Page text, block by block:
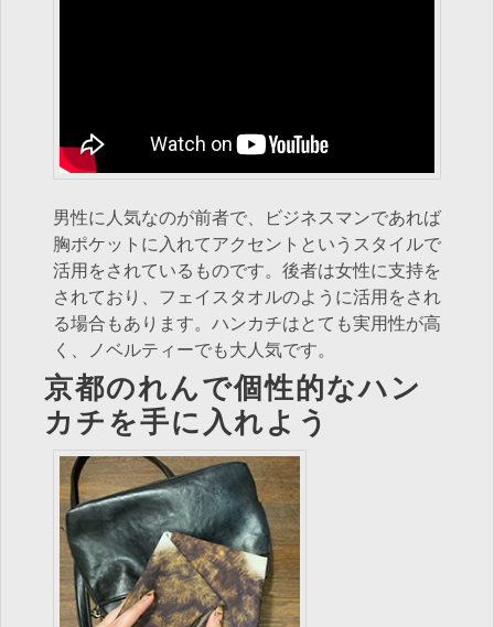
男性に人気なのが前者で、ビジネスマンであれば
胸ポケットに入れてアクセントというスタイルで
活用をされているものです。後者は女性に支持を
されており、フェイスタオルのように活用をされ
る場合もあります。ハンカチはとても実用性が高
く、ノベルティーでも大人気です。
京都のれんで個性的なハン
カチを手に入れよう